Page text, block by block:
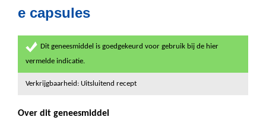
e capsules
Dit geneesmiddel is goedgekeurd voor gebruik bij de hier
vermelde indicatie.
Verkrijgbaarheid: Uitsluitend recept
Over dit geneesmiddel